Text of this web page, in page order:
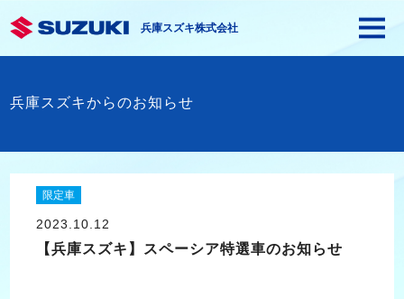
兵庫スズキ株式会社
兵庫スズキからのお知らせ
限定車
2023.10.12
【兵庫スズキ】スペーシア特選車のお知らせ